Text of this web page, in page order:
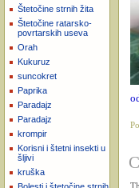
Štetočine strnih žita
Štetočine ratarsko-
povrtarskih useva
Orah
Kukuruz
suncokret
Paprika
Paradajz
Paradajz
krompir
Korisni i štetni insekti u
šljivi
kruška